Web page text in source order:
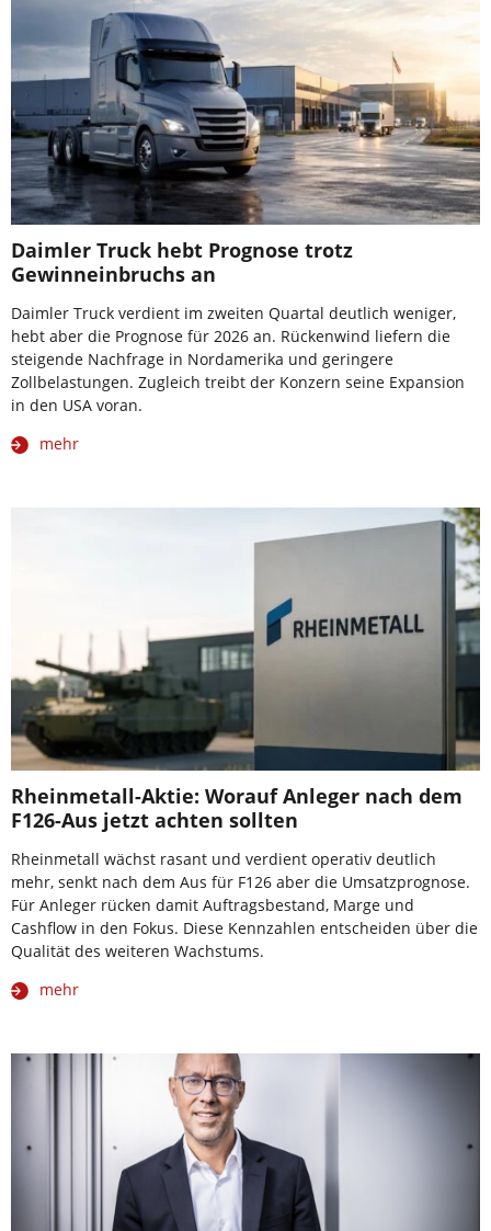
Daimler Truck hebt Prognose trotz
Gewinneinbruchs an
Daimler Truck verdient im zweiten Quartal deutlich weniger,
hebt aber die Prognose für 2026 an. Rückenwind liefern die
steigende Nachfrage in Nordamerika und geringere
Zollbelastungen. Zugleich treibt der Konzern seine Expansion
in den USA voran.
mehr
Rheinmetall-Aktie: Worauf Anleger nach dem
F126-Aus jetzt achten sollten
Rheinmetall wächst rasant und verdient operativ deutlich
mehr, senkt nach dem Aus für F126 aber die Umsatzprognose.
Für Anleger rücken damit Auftragsbestand, Marge und
Cashflow in den Fokus. Diese Kennzahlen entscheiden über die
Qualität des weiteren Wachstums.
mehr